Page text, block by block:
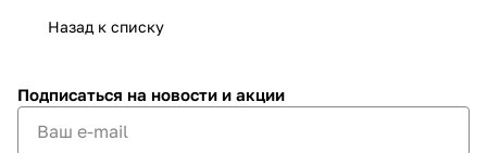
Назад к списку
Подписаться на новости и акции